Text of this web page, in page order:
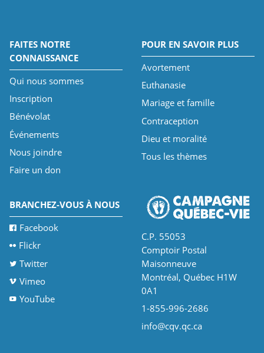
FAITES NOTRE
CONNAISSANCE
Qui nous sommes
Inscription
Bénévolat
Événements
Nous joindre
Faire un don
POUR EN SAVOIR PLUS
Avortement
Euthanasie
Mariage et famille
Contraception
Dieu et moralité
Tous les thèmes
BRANCHEZ-VOUS À NOUS
Facebook
Flickr
Twitter
Vimeo
YouTube
C.P. 55053
Comptoir Postal
Maisonneuve
Montréal, Québec H1W
0A1
1-855-996-2686
info@cqv.qc.ca